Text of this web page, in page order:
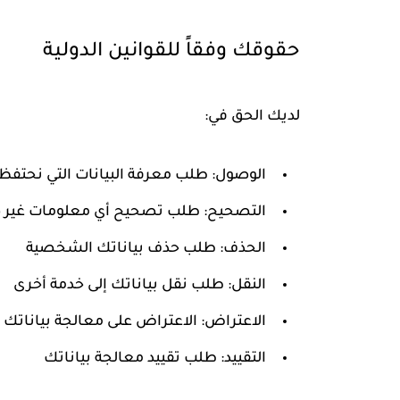
حقوقك وفقاً للقوانين الدولية
لديك الحق في:
الوصول: طلب معرفة البيانات التي
التصحيح: طلب تصحيح أي معلومات
الحذف: طلب حذف بياناتك الشخصية
النقل: طلب نقل بياناتك إلى خدمة أخرى
الاعتراض: الاعتراض على معالجة بياناتك
التقييد: طلب تقييد معالجة بياناتك